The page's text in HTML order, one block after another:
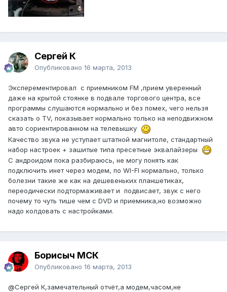
Сергей К
Опубликовано 16 марта, 2013
Эксперементировал с приемником FM ,прием уверенный
даже на крытой стоянке в подвале торгового центра, все
программы слушаются нормально и без помех, чего нельзя
сказать о TV, показывает нормально только на неподвижном
авто сориентированном на телевышку
Качество звука не уступает штатной магнитоле, стандартный
набор настроек + зашитые типа пресетные эквалайзеры
С андроидом пока разбираюсь, не могу понять как
подключить инет через модем, по WI-FI нормально, только
болезни такие же как на дешевеньких планшетиках,
переодически подтормаживает и подвисает, звук с него
почему то чуть тише чем с DVD и приемника,но возможно
надо колдовать с настройками.
Борисыч МСК
Опубликовано 16 марта, 2013
@Сергей К,замечательный отчёт,а модем,часом,не